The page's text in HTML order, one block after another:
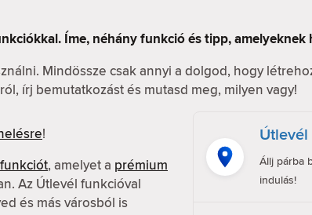
Íme, néhány funkció és tipp, amelyeknek
Mindössze csak annyi a dolgod, hogy
írj bemutatkozást és mutasd meg, milyen vagy!
!
, amelyet a prémium
Az Útlevél funkcióval
és más városból is
Állj párba
indulás!